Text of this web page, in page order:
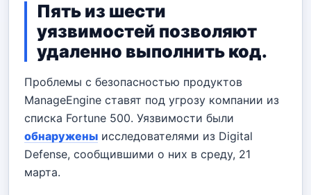
Пять из шести
уязвимостей позволяют
удаленно выполнить код.
Проблемы с безопасностью продуктов
ManageEngine ставят под угрозу компании из
списка Fortune 500. Уязвимости были
обнаружены исследователями из Digital
Defense, сообщившими о них в среду, 21
марта.